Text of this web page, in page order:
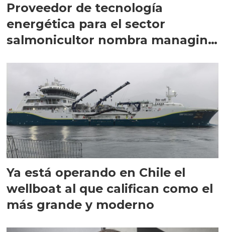
Proveedor de tecnología
energética para el sector
salmonicultor nombra managing
Ya está operando en Chile el
wellboat al que califican como el
más grande y moderno